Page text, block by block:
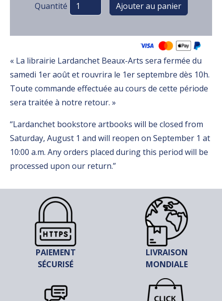
Quantité
« La librairie Lardanchet Beaux-Arts sera fermée du
samedi 1er août et rouvrira le 1er septembre dès 10h.
Toute commande effectuée au cours de cette période
sera traitée à notre retour. »
“Lardanchet bookstore artbooks will be closed from
Saturday, August 1 and will reopen on September 1 at
10:00 a.m. Any orders placed during this period will be
processed upon our return.”
PAIEMENT
SÉCURISÉ
LIVRAISON
MONDIALE